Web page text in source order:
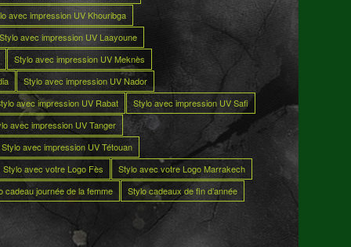
avec impression UV Khouribga
Stylo avec impression UV Laayoune
Stylo avec impression UV Meknès
Stylo avec impression UV Nador
avec impression UV Rabat
Stylo avec impression UV Safi
avec impression UV Tanger
Stylo avec impression UV Tétouan
Stylo avec votre Logo Fès
Stylo avec votre Logo Marrakech
cadeau journée de la femme
Stylo cadeaux de fin d’année